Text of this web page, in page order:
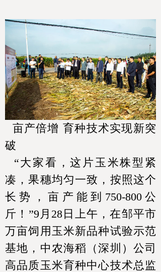
亩产倍增 育种技术实现新突
破
“大家看，这片玉米株型紧
凑，果穗均匀一致，按照这个
长势，亩产能到750-800公
斤！”9月28日上午，在邹平市
万亩饲用玉米新品种试验示范
基地，中农海稻（深圳）公司
高品质玉米育种中心技术总监